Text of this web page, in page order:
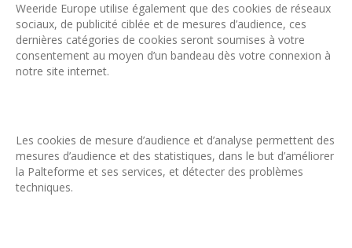
Weeride Europe utilise également que des cookies de réseaux
sociaux, de publicité ciblée et de mesures d’audience, ces
dernières catégories de cookies seront soumises à votre
consentement au moyen d’un bandeau dès votre connexion à
notre site internet.
Les cookies de mesure d’audience et d’analyse permettent des
mesures d’audience et des statistiques, dans le but d’améliorer
la Palteforme et ses services, et détecter des problèmes
techniques.